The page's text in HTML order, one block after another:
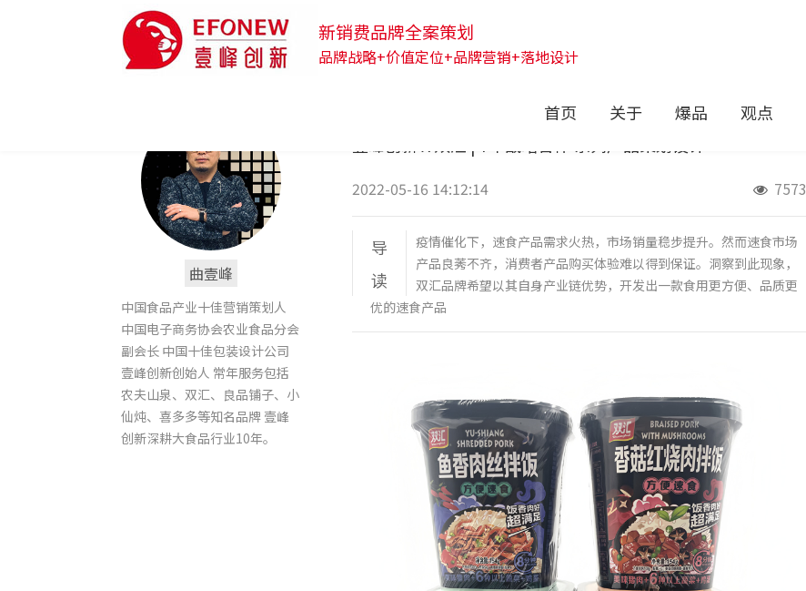
新销费品牌全案策划
品牌战略+价值定位+品牌营销+落地设计
首页 关于 爆品 观点
曲壹峰
中国食品产业十佳营销策划人
中国电子商务协会农业食品分会
副会长 中国十佳包装设计公司
壹峰创新创始人 常年服务包括
农夫山泉、双汇、良品铺子、小
仙炖、喜多多等知名品牌 壹峰
创新深耕大食品行业10年。
2022-05-16 14:12:14 7573
导
读
疫情催化下，速食产品需求火热，市场销量稳步提升。然而速食市场
产品良莠不齐，消费者产品购买体验难以得到保证。洞察到此现象，
双汇品牌希望以其自身产业链优势，开发出一款食用更方便、品质更
优的速食产品